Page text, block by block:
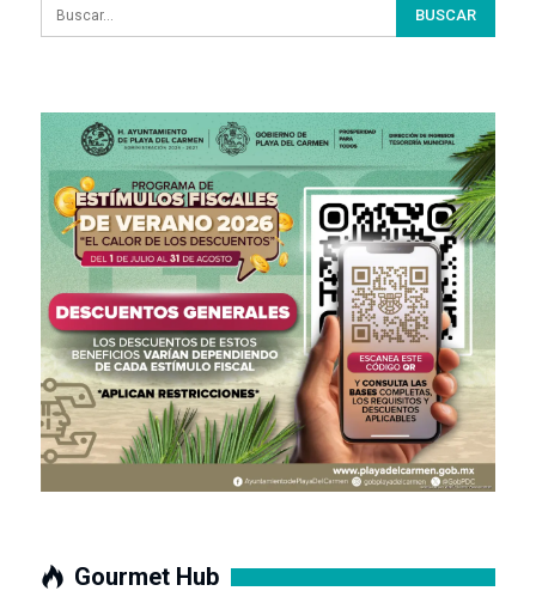
Gourmet Hub